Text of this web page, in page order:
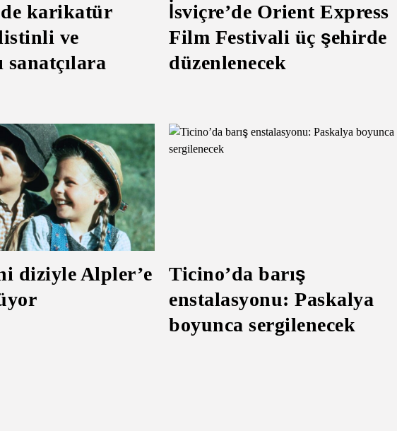
karikatür
ve
sanatçılara
İsviçre’de Orient Express
Film Festivali üç şehirde
düzenlenecek
diziyle Alpler’e
Ticino’da barış
enstalasyonu: Paskalya
boyunca sergilenecek